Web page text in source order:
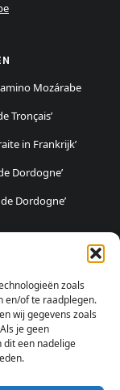
zoals
en/of te raadplegen.
wij gegevens zoals
je geen
een nadelige
Mozárabe
Tronçais’
in Frankrijk’
Dordogne’
Dordogne’